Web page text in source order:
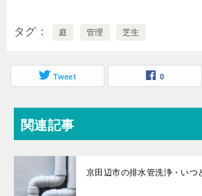
タグ 庭 管理 芝生
Tweet 0
関連記事
京田辺市の排水管洗浄・いつ